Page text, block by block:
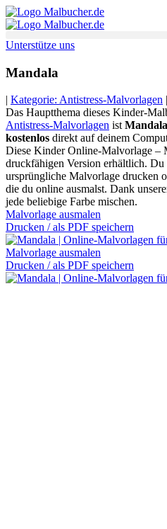
Zum
Inhalt
Unterstütze uns
Mandala
| Kategorie: Antistress-Malvorlagen |
Das Hauptthema dieses Kinder-
Antistress-Malvorlagen istMandala
kostenlos direkt auf deinem
Diese Kinder Online-Malvorlage –
druckfähigen Version erhältlich.
ursprüngliche Malvorlage drucken
die du online ausmalst. Dank
jede beliebige Farbe mischen.
Malvorlage ausmalen
Drucken / als PDF speichern
Malvorlage ausmalen
Drucken / als PDF speichern